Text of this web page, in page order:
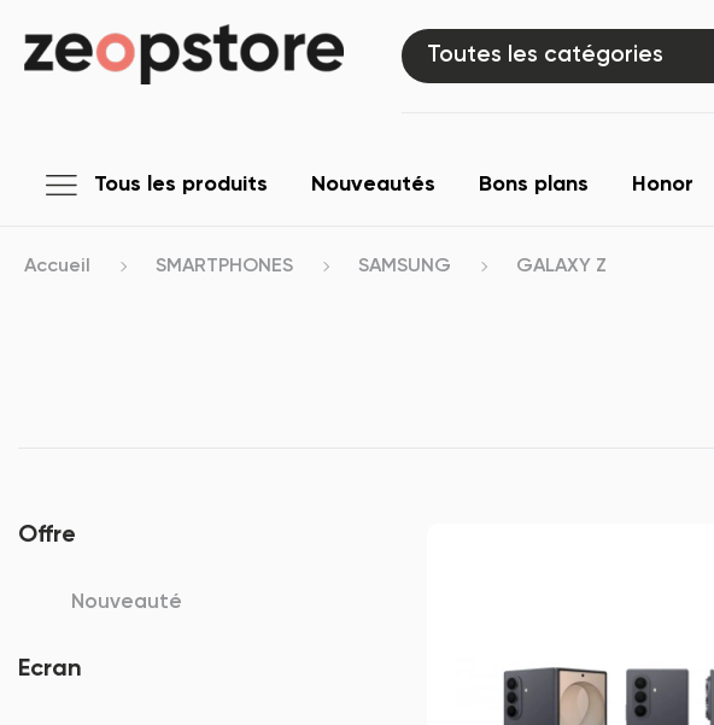
Toutes les catégories
Tous les produits Nouveautés Bons plans Honor
Accueil SMARTPHONES SAMSUNG GALAXY Z
Offre
Nouveauté
Ecran